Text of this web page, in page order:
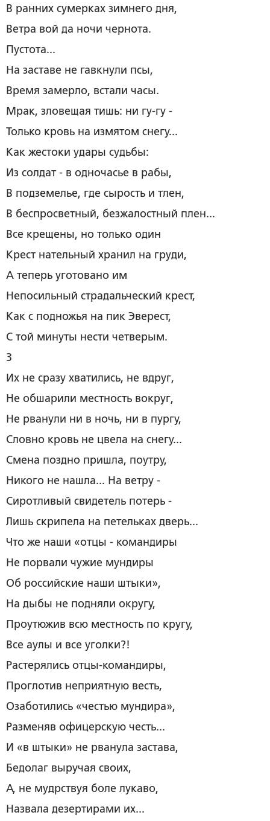
В ранних сумерках зимнего дня,
Ветра вой да ночи чернота.
Пустота...
На заставе не гавкнули псы,
Время замерло, встали часы.
Мрак, зловещая тишь: ни гу-гу -
Только кровь на измятом снегу...
Как жестоки удары судьбы:
Из солдат - в одночасье в рабы,
В подземелье, где сырость и тлен,
В беспросветный, безжалостный плен...
Все крещены, но только один
Крест нательный хранил на груди,
А теперь уготовано им
Непосильный страдальческий крест,
Как с подножья на пик Эверест,
С той минуты нести четверым.
3
Их не сразу хватились, не вдруг,
Не обшарили местность вокруг,
Не рванули ни в ночь, ни в пургу,
Словно кровь не цвела на снегу...
Смена поздно пришла, поутру,
Никого не нашла... На ветру ­-
Сиротливый свидетель потерь ­-
Лишь скрипела на петельках дверь...
Что же наши «отцы - командиры
Не порвали чужие мундиры
Об российские наши штыки»,
На дыбы не подняли округу,
Проутюжив всю местность по кругу,
Все аулы и все уголки?!
Растерялись отцы-командиры,
Проглотив неприятную весть,
Озаботились «честью мундира»,
Разменяв офицерскую честь...
И «в штыки» не рванула застава,
Бедолаг выручая своих,
А, не мудрствуя боле лукаво,
Назвала дезертирами их...